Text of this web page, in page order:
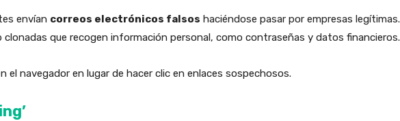
envían correos electrónicos falsos haciéndose pasar por empresas legítimas.
clonadas que recogen información personal, como contraseñas y datos financieros.
el navegador en lugar de hacer clic en enlaces sospechosos.